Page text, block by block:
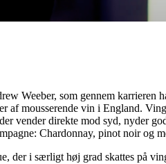
Weeber, som gennem karrieren
mousserende vin i England.
vender direkte mod syd, nyder
Chardonnay, pinot noir og
der i særligt høj grad skattes på